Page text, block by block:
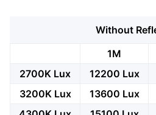
Without
1M
2700K Lux
12200 Lux
3200K Lux
13600 Lux